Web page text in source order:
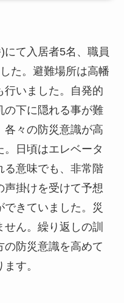
て入居者5名、職員
た。避難場所は高幡
行いました。自発的
の下に隠れる事が難
各々の防災意識が高
。日頃はエレベータ
る意味でも、非常階
掛けを受けて予想
できていました。災
ん。繰り返しの訓
防災意識を高めて
す。